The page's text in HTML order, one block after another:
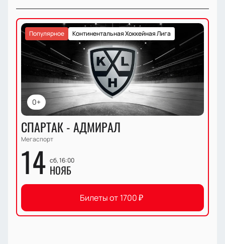
0+
Континентальная Хоккейная Лига
Популярное
СПАРТАК - АДМИРАЛ
Мегаспорт
14 сб, 16:00
НОЯБ
Билеты от 1700₽